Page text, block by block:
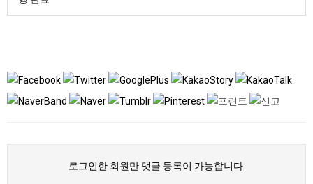
로그인한 회원만 댓글 등록이 가능합니다.